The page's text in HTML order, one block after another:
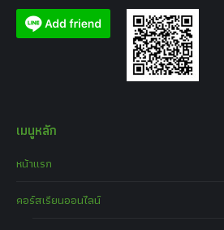
เมนูหลัก
หน้าแรก
คอร์สเรียนออนไลน์